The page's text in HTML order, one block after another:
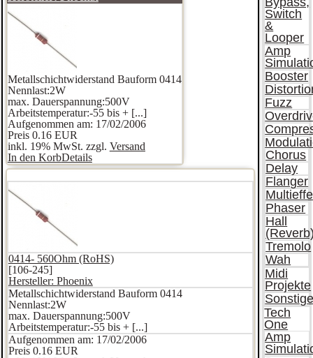
Metallschichtwiderstand Bauform 0414
Nennlast:2W
max. Dauerspannung:500V
Arbeitstemperatur:-55 bis + [...]
Aufgenommen am: 17/02/2006
Preis 0.16 EUR
inkl. 19% MwSt. zzgl. Versand
In den KorbDetails
0414- 560Ohm (RoHS)
[106-245]
Hersteller: Phoenix
Metallschichtwiderstand Bauform 0414
Nennlast:2W
max. Dauerspannung:500V
Arbeitstemperatur:-55 bis + [...]
Aufgenommen am: 17/02/2006
Preis 0.16 EUR
Switch
&
Looper
Amp
Booster
Fuzz
Chorus
Delay
Flanger
Phaser
Hall
Tremolo
Wah
Midi
Projekte
Tech
One
Amp